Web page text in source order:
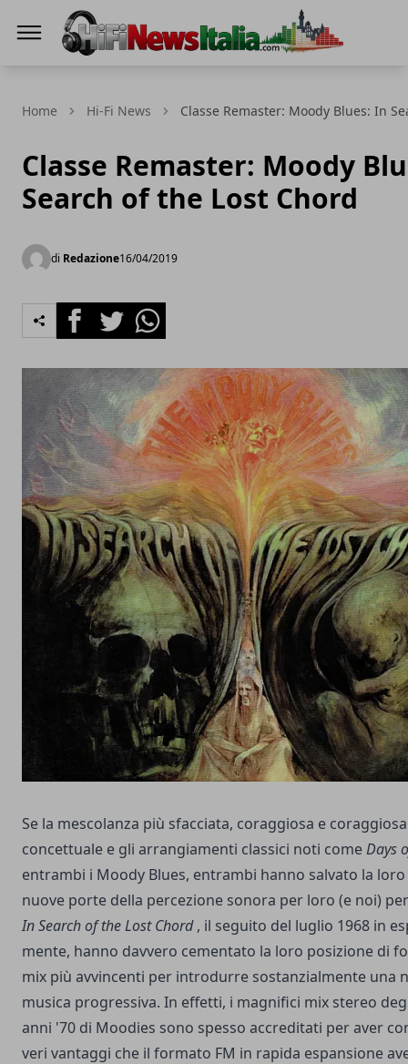
Home Hi-Fi News Classe Remaster: Moody Blues: In
Classe Remaster: Moody
Search of the Lost Chord
di Redazione16/04/2019
FacebookTwitterWhatsapp
Se la mescolanza più sfacciata, coraggiosa e
concettuale e gli arrangiamenti classici noti comeDays
entrambi i Moody Blues, entrambi hanno salvato la
nuove porte della percezione sonora per loro (e noi)
In Search of the Lost Chord, il seguito del luglio 1968 in
mente, hanno davvero cementato la loro posizione di
mix più avvincenti per introdurre sostanzialmente una
musica progressiva. In effetti, i magnifici mix stereo
anni '70 di Moodies sono spesso accreditati per aver
veri vantaggi che il formato FM in rapida espansione